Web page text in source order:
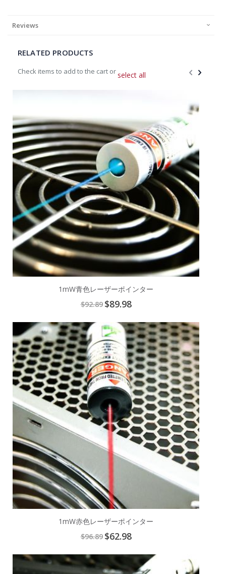
Reviews
RELATED PRODUCTS
Check items to add to the cart or select all
1mW青色レーザーポインター
$92.89 Special
Price
$89.98
1mW赤色レーザーポインター
$96.89 Special
Price
$62.98
Add
to
Cart
Add
to